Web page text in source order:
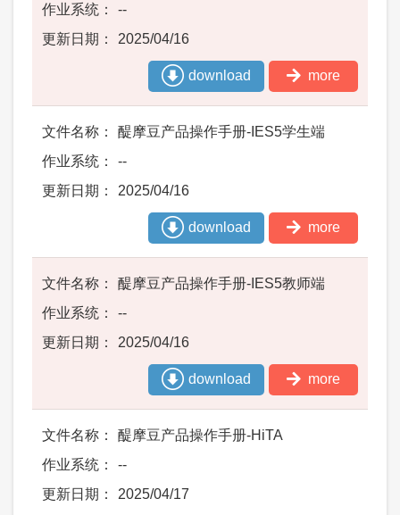
--
2025/04/16
download more
醍摩豆产品操作手册-IES5学生端
--
2025/04/16
download more
醍摩豆产品操作手册-IES5教师端
--
2025/04/16
download more
醍摩豆产品操作手册-HiTA
--
2025/04/17